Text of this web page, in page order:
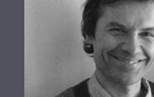
på
produktsiden